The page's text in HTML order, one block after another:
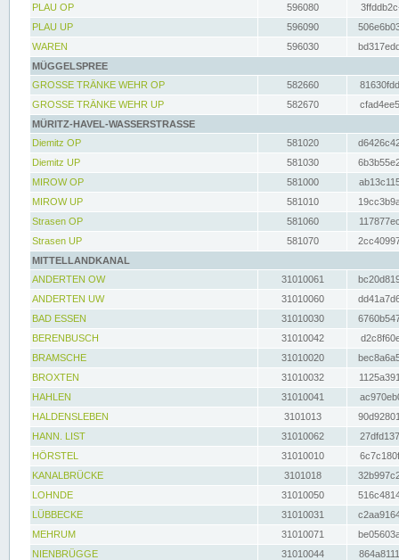
PLAU OP
596080
PLAU UP
596090
WAREN
596030
MÜGGELSPREE
GROSSE TRÄNKE WEHR OP
582660
GROSSE TRÄNKE WEHR UP
582670
MÜRITZ-HAVEL-WASSERSTRASSE
Diemitz OP
581020
Diemitz UP
581030
MIROW OP
581000
MIROW UP
581010
Strasen OP
581060
Strasen UP
581070
MITTELLANDKANAL
ANDERTEN OW
31010061
ANDERTEN UW
31010060
BAD ESSEN
31010030
BERENBUSCH
31010042
BRAMSCHE
31010020
BROXTEN
31010032
HAHLEN
31010041
HALDENSLEBEN
3101013
HANN. LIST
31010062
HÖRSTEL
31010010
KANALBRÜCKE
3101018
LOHNDE
31010050
LÜBBECKE
31010031
MEHRUM
31010071
NIENBRÜGGE
31010044